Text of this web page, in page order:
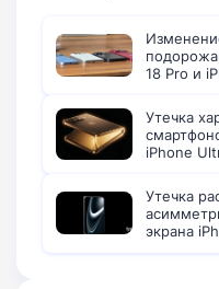
18 Pro и
Утечка
iPhone
Утечка
экрана